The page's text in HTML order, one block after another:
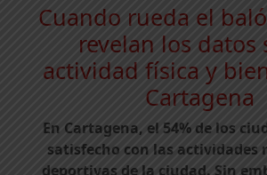
Cuando rueda el
revelan los datos
actividad física y
Cartagena
En Cartagena, el 54% de los
satisfecho con las actividades
deportivas de la ciudad. Sin